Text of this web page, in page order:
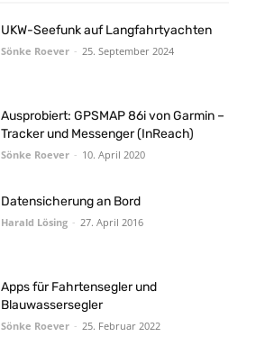
UKW-Seefunk auf Langfahrtyachten
Sönke Roever - 25. September 2024
Ausprobiert: GPSMAP 86i von Garmin –
Tracker und Messenger (InReach)
Sönke Roever - 10. April 2020
Datensicherung an Bord
Harald Lösing - 27. April 2016
Apps für Fahrtensegler und
Blauwassersegler
Sönke Roever - 25. Februar 2022